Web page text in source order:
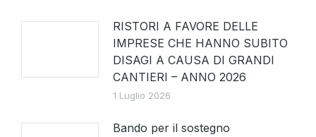
RISTORI A FAVORE DELLE
IMPRESE CHE HANNO SUBITO
DISAGI A CAUSA DI GRANDI
CANTIERI – ANNO 2026
1 Luglio 2026
Bando per il sostegno